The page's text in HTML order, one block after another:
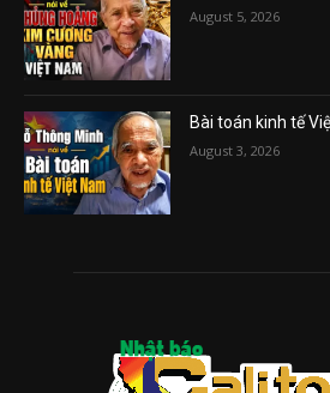
August 5, 2026
Bài toán kinh tế
August 3, 2026